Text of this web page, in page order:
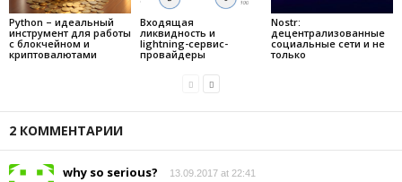
Python – идеальный
инструмент для работы
с блокчейном и
криптовалютами
Входящая
ликвидность и
lightning-сервис-
провайдеры
Nostr:
децентрализованные
социальные сети и не
только
2 КОММЕНТАРИИ
why so serious? 13.09.2017 at 22:41